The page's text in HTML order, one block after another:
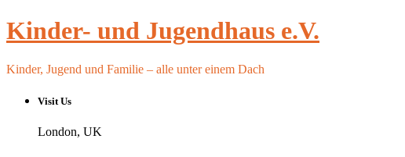
Skip
to
Kinder- und Jugendhaus e.V.
Kinder, Jugend und Familie – alle unter einem Dach
Visit Us
London, UK